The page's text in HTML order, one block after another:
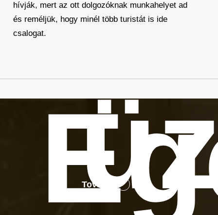
hívják, mert az ott dolgozóknak munkahelyet ad
és reméljük, hogy minél több turistát is ide
csalogat.
Tovább